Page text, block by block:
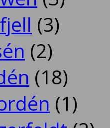
(3)
(2)
(18)
(1)